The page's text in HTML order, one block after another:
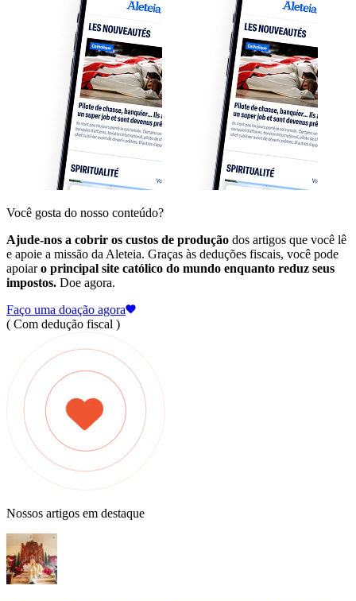
Você gosta do nosso conteúdo?
Ajude-nos a cobrir os custos de produção dos artigos que você lê
e apoie a missão da Aleteia. Graças às deduções fiscais, você pode
apoiaro principal site católico do mundo enquanto reduz seus
impostos. Doe agora.
Faço uma doação agora
( Com dedução fiscal )
Nossos artigos em destaque